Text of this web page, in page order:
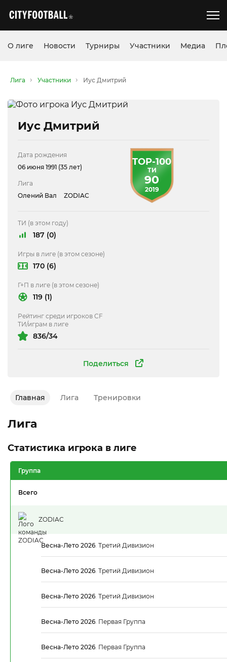
О лиге Новости Турниры Участники Медиа
Лига Участники Иус Дмитрий
Иус Дмитрий
Поделиться
Дата рождения
06 июня 1991 (35 лет)
Лига
Олений Вал
ZODIAC
TOP-100
ТИ
90
2019
ТИ (в этом году)
187 (0)
Игры в лиге (в этом сезоне)
170 (6)
Г+П в лиге (в этом сезоне)
119 (1)
Рейтинг среди игроков CF
ТИ/играм в лиге
836/34
Главная Лига Тренировки
Лига
Статистика игрока в лиге
Группа
Всего
ZODIAC
Весна-Лето 2026. Третий Дивизион
Весна-Лето 2026. Третий Дивизион
Весна-Лето 2026. Третий Дивизион
Весна-Лето 2026. Первая Группа
Весна-Лето 2026. Первая Группа